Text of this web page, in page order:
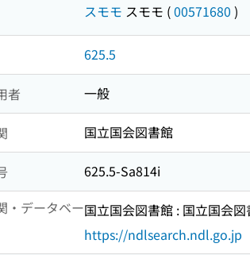
スモモ スモモ (00571680 )
625.5
者 一般
国立国会図書館
625.5-Sa814i
・データベー国立国会図書館 : 国立国会
https://ndlsearch.ndl.go.jp